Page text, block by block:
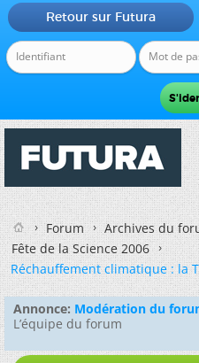
Retour sur Futura
Forum Archives du
Fête de la Science 2006
Réchauffement climatique : la
Annonce: Modération du
L’équipe du forum